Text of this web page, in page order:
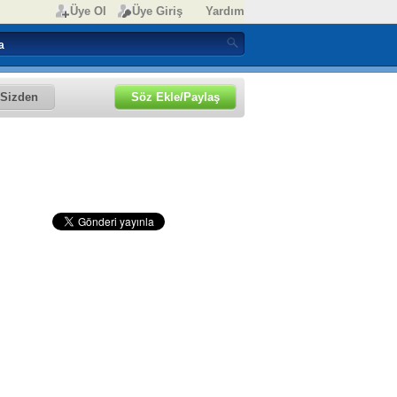
Üye Ol Üye Giriş Yardım
Sizden Söz Ekle/Paylaş